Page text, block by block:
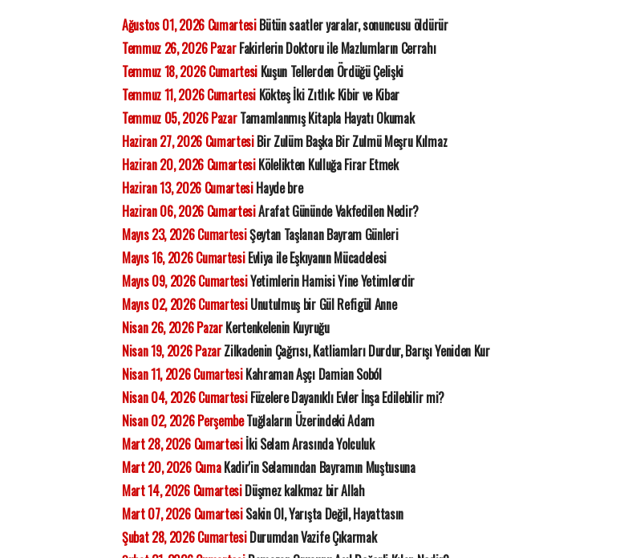
Ağustos 01, 2026 CumartesiBütün saatler yaralar, sonuncusu öldürür
Temmuz 26, 2026 PazarFakirlerin Doktoru ile Mazlumların Cerrahı
Temmuz 18, 2026 Cumartesi Kuşun Tellerden Ördüğü Çelişki
Temmuz 11, 2026 Cumartesi Kökteş İki Zıtlık: Kibir ve Kibar
Temmuz 05, 2026 PazarTamamlanmış Kitapla Hayatı Okumak
Haziran 27, 2026 CumartesiBir Zulüm Başka Bir Zulmü Meşru Kılmaz
Haziran 20, 2026 CumartesiKölelikten Kulluğa Firar Etmek
Haziran 13, 2026 CumartesiHayde bre
Haziran 06, 2026 CumartesiArafat Gününde Vakfedilen Nedir?
Mayıs 23, 2026 CumartesiŞeytan Taşlanan Bayram Günleri
Mayıs 16, 2026 CumartesiEvliya ile Eşkıyanın Mücadelesi
Mayıs 09, 2026 CumartesiYetimlerin Hamisi Yine Yetimlerdir
Mayıs 02, 2026 CumartesiUnutulmuş bir Gül Refigül Anne
Nisan 26, 2026 PazarKertenkelenin Kuyruğu
Nisan 19, 2026 PazarZilkadenin Çağrısı, Katliamları Durdur, Barışı Yeniden Kur
Nisan 11, 2026 CumartesiKahraman Aşçı Damian Soból
Nisan 04, 2026 CumartesiFüzelere Dayanıklı Evler İnşa Edilebilir mi?
Nisan 02, 2026 PerşembeTuğlaların Üzerindeki Adam
Mart 28, 2026 Cumartesiİki Selam Arasında Yolculuk
Mart 20, 2026 CumaKadir'in Selamından Bayramın Muştusuna
Mart 14, 2026 CumartesiDüşmez kalkmaz bir Allah
Mart 07, 2026 CumartesiSakin Ol, Yarışta Değil, Hayattasın
Şubat 28, 2026 CumartesiDurumdan Vazife Çıkarmak